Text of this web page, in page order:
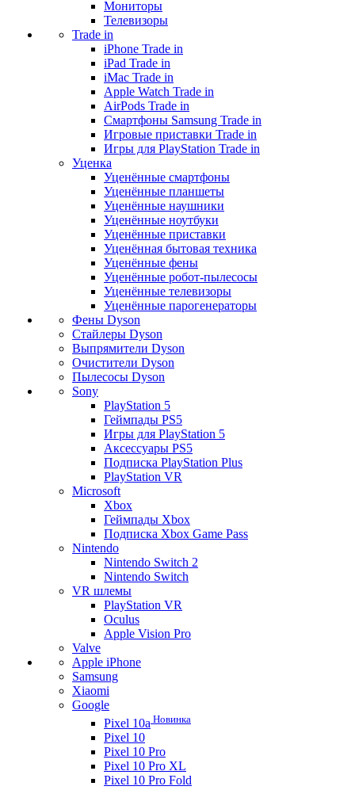
Мониторы
Телевизоры
Trade in
iPhone Trade in
iPad Trade in
iMac Trade in
Apple Watch Trade in
AirPods Trade in
Смартфоны Samsung Trade in
Игровые приставки Trade in
Игры для PlayStation Trade in
Уценка
Уценённые смартфоны
Уценённые планшеты
Уценённые наушники
Уценённые ноутбуки
Уценённые приставки
Уценённая бытовая техника
Уценённые фены
Уценённые робот-пылесосы
Уценённые телевизоры
Уценённые парогенераторы
Фены Dyson
Стайлеры Dyson
Выпрямители Dyson
Очистители Dyson
Пылесосы Dyson
Sony
PlayStation 5
Геймпады PS5
Игры для PlayStation 5
Аксессуары PS5
Подписка PlayStation Plus
PlayStation VR
Microsoft
Xbox
Геймпады Xbox
Подписка Xbox Game Pass
Nintendo
Nintendo Switch 2
Nintendo Switch
VR шлемы
PlayStation VR
Oculus
Apple Vision Pro
Valve
Apple iPhone
Samsung
Xiaomi
Google
Pixel 10a Новинка
Pixel 10
Pixel 10 Pro
Pixel 10 Pro XL
Pixel 10 Pro Fold